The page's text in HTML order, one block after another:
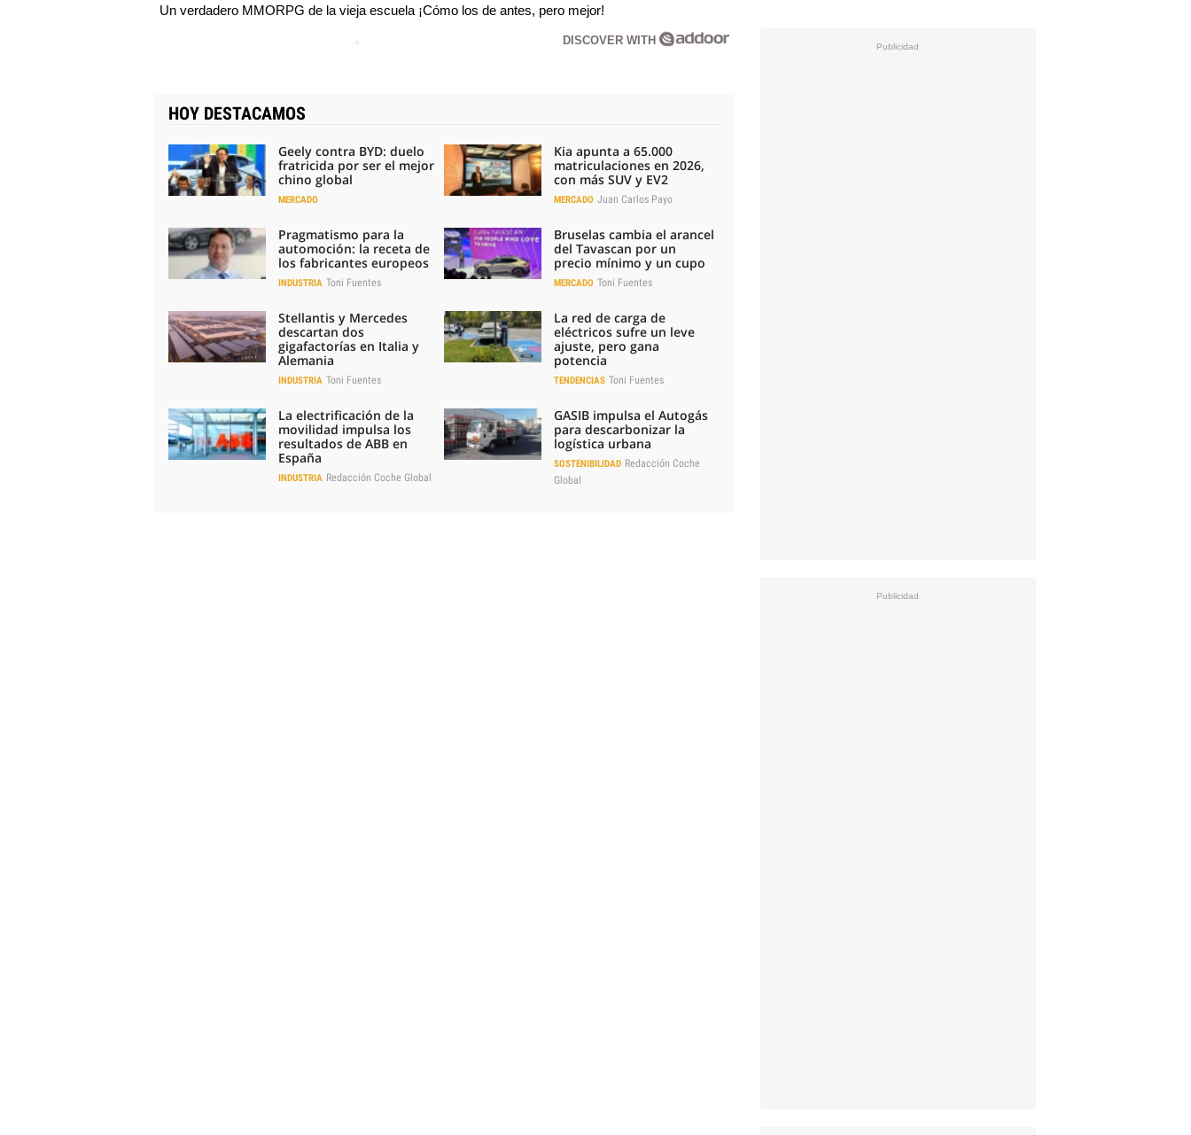
Un verdadero MMORPG de la vieja escuela ¡Cómo los de antes, pero mejor!
DISCOVER WITH
HOY DESTACAMOS
Geely contra BYD: duelo
fratricida por ser el mejor
chino global
MERCADO
Kia apunta a 65.000
matriculaciones en 2026,
con más SUV y EV2
MERCADO Juan Carlos Payo
Pragmatismo para la
automoción: la receta de
los fabricantes europeos
INDUSTRIA Toni Fuentes
Bruselas cambia el arancel
del Tavascan por un
precio mínimo y un cupo
MERCADO Toni Fuentes
Stellantis y Mercedes
descartan dos
gigafactorías en Italia y
Alemania
INDUSTRIA Toni Fuentes
La red de carga de
eléctricos sufre un leve
ajuste, pero gana
potencia
TENDENCIAS Toni Fuentes
La electrificación de la
movilidad impulsa los
resultados de ABB en
España
INDUSTRIA Redacción Coche Global
GASIB impulsa el Autogás
para descarbonizar la
logística urbana
SOSTENIBILIDAD Redacción Coche
Global